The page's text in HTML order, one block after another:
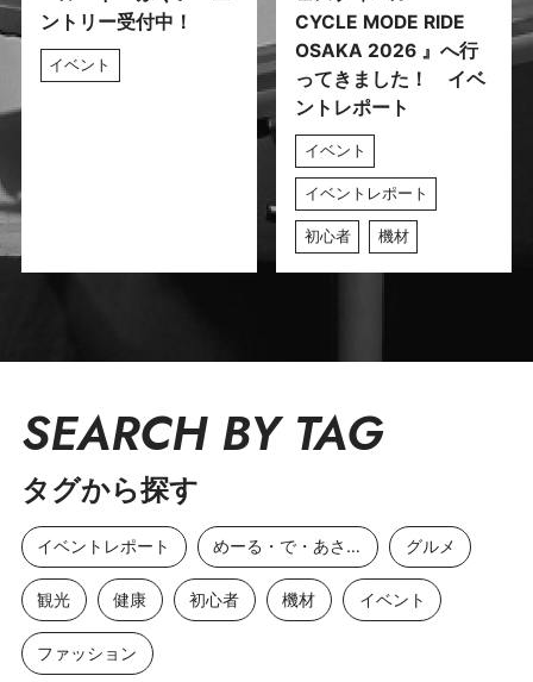
ントリー受付中！
イベント
CYCLE MODE RIDE
OSAKA 2026 』へ行
ってきました！ イベ
ントレポート
イベント
イベントレポート
初心者 機材
SEARCH BY TAG
タグから探す
イベントレポート めーる・で・あさひ グルメ
観光 健康 初心者 機材 イベント
ファッション